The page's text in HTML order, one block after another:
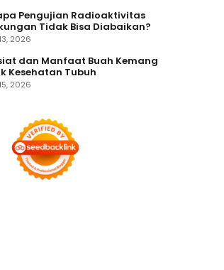
Pengujian Radioaktivitas
Tidak Bisa Diabaikan?
2026
dan Manfaat Buah Kemang
Kesehatan Tubuh
2026